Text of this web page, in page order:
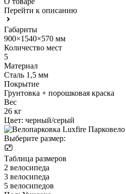
Перейти к описанию
Габариты
900×1540×570 мм
Количество мест
5
Материал
Сталь 1,5 мм
Покрытие
Грунтовка + порошковая краска
Вес
26 кг
Цвет: черный/серый
Выберите размер:
Таблица размеров
2 велосипеда
3 велосипеда
5 велосипедов